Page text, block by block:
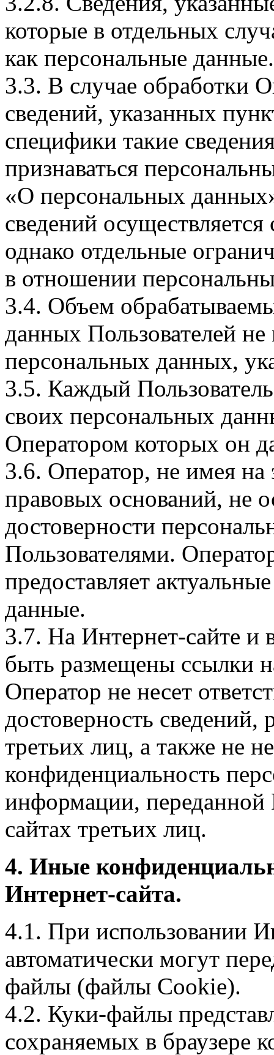
которые в отдельных
как персональные данные.
3.3. В случае обработки
сведений, указанных
специфики такие
признаваться
«О персональных
сведений
однако отдельные
в отношении
3.4. Объем
данных Пользователей
персональных данных,
3.5. Каждый
своих персональных
Оператором которых он
3.6. Оператор, не имея
правовых оснований, не
достоверности
Пользователями.
предоставляет
данные.
3.7. На Интернет-сайте
быть размещены ссылки
Оператор не несет
достоверность
третьих лиц, а также не
конфиденциальность
информации, переданной
сайтах третьих лиц.
4. Иные
Интернет-сайта.
4.1. При использовании
автоматически могут
файлы (файлы Cookie).
4.2. Куки-файлы
сохраняемых в браузере